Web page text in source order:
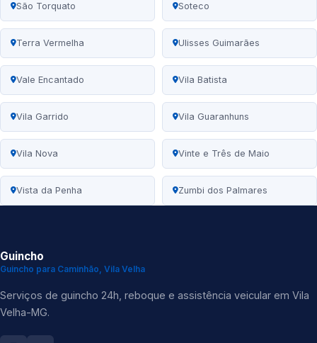
São Torquato Soteco
Terra Vermelha Ulisses Guimarães
Vale Encantado Vila Batista
Vila Garrido Vila Guaranhuns
Vila Nova Vinte e Três de Maio
Vista da Penha Zumbi dos Palmares
Guincho
Guincho para Caminhão, Vila Velha
Serviços de guincho 24h, reboque e assistência veicular em Vila
Velha-MG.